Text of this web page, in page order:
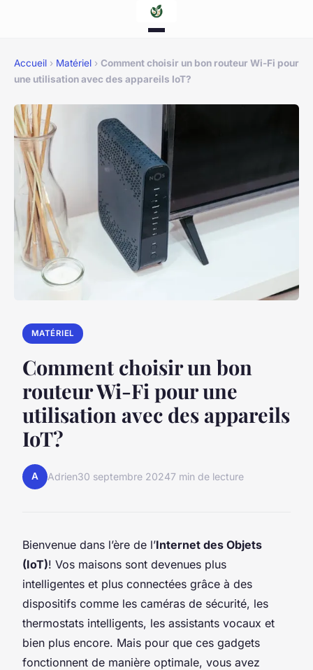
Accueil › Matériel › Comment choisir un bon routeur Wi-Fi pour
une utilisation avec des appareils IoT?
MATÉRIEL
Comment choisir un bon
routeur Wi-Fi pour une
utilisation avec des appareils
IoT?
A Adrien30 septembre 20247 min de lecture
Bienvenue dans l’ère de l’Internet des Objets
(IoT)! Vos maisons sont devenues plus
intelligentes et plus connectées grâce à des
dispositifs comme les caméras de sécurité, les
thermostats intelligents, les assistants vocaux et
bien plus encore. Mais pour que ces gadgets
fonctionnent de manière optimale, vous avez